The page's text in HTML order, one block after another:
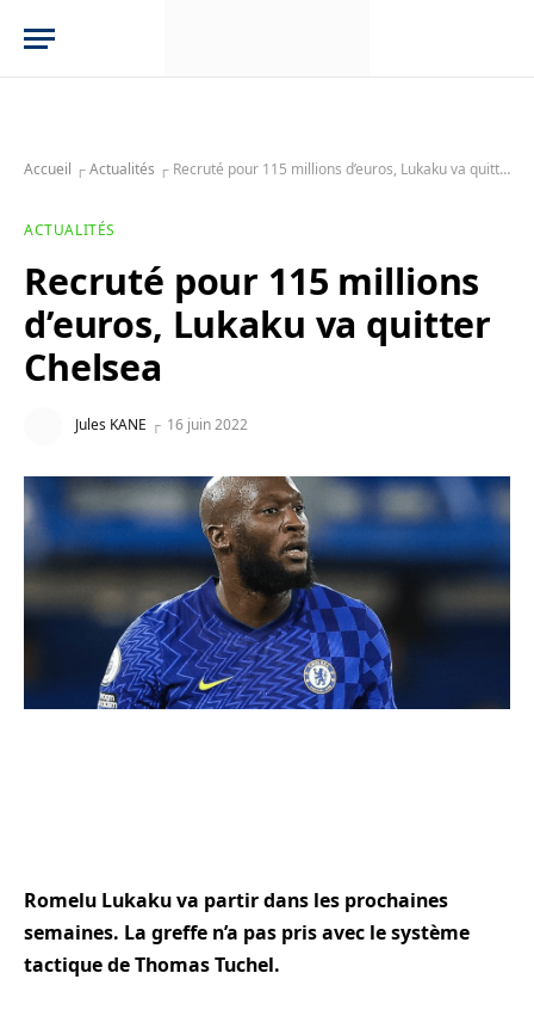
Accueil ┌Actualités ┌ Recruté pour 115 millions d’euros, Lukaku va quitter Chelsea
ACTUALITÉS
Recruté pour 115 millions
d’euros, Lukaku va quitter
Chelsea
Jules KANE 16 juin 2022
Romelu Lukaku va partir dans les prochaines
semaines. La greffe n’a pas pris avec le système
tactique de Thomas Tuchel.